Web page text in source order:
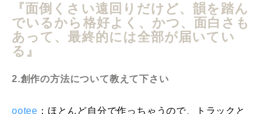
『面倒くさい遠回りだけど、韻を踏ん
でいるから格好よく、かつ、面白さも
あって、最終的には全部が届いてい
る』
2.創作の方法について教えて下さい
ootee ：ほとんど自分で作っちゃうので、トラックと